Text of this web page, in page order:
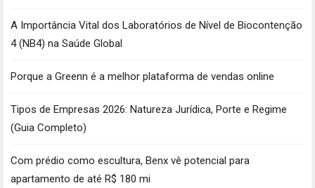
A Importância Vital dos Laboratórios de Nível de Biocontenção
4 (NB4) na Saúde Global
Porque a Greenn é a melhor plataforma de vendas online
Tipos de Empresas 2026: Natureza Jurídica, Porte e Regime
(Guia Completo)
Com prédio como escultura, Benx vê potencial para
apartamento de até R$ 180 mi